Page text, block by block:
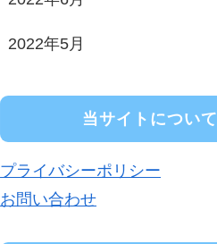
2022年5月
当サイトについて
プライバシーポリシー
お問い合わせ